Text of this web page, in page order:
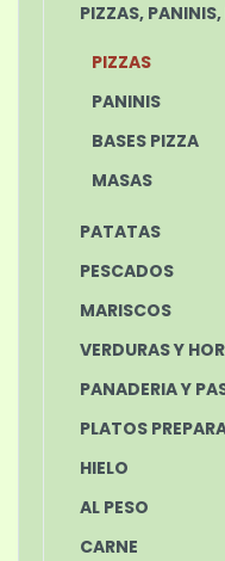
PIZZAS,
PIZZAS
PANINIS
BASES PIZZA
MASAS
PATATAS
PESCADOS
MARISCOS
VERDURAS Y
PANADERIA Y
PLATOS
HIELO
AL PESO
CARNE